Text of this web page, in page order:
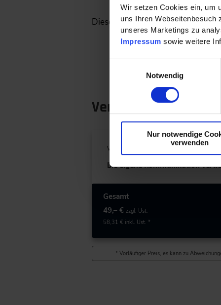
Wir setzen Cookies ein, um
uns Ihren Webseitenbesuch
unseres Marketings zu
Impressum sowie weitere
Notwendig
Nur notwendige
verwenden
Diese Lerneinheit wurde
Veranstaltung buchen
Veranstaltungsnummer: 08DP054
Die eigene Kommunikation
Gesamt
49,– € zzgl. Ust.
58,31 € inkl. Ust. *
* Vorläufiger Preis, es kann zu